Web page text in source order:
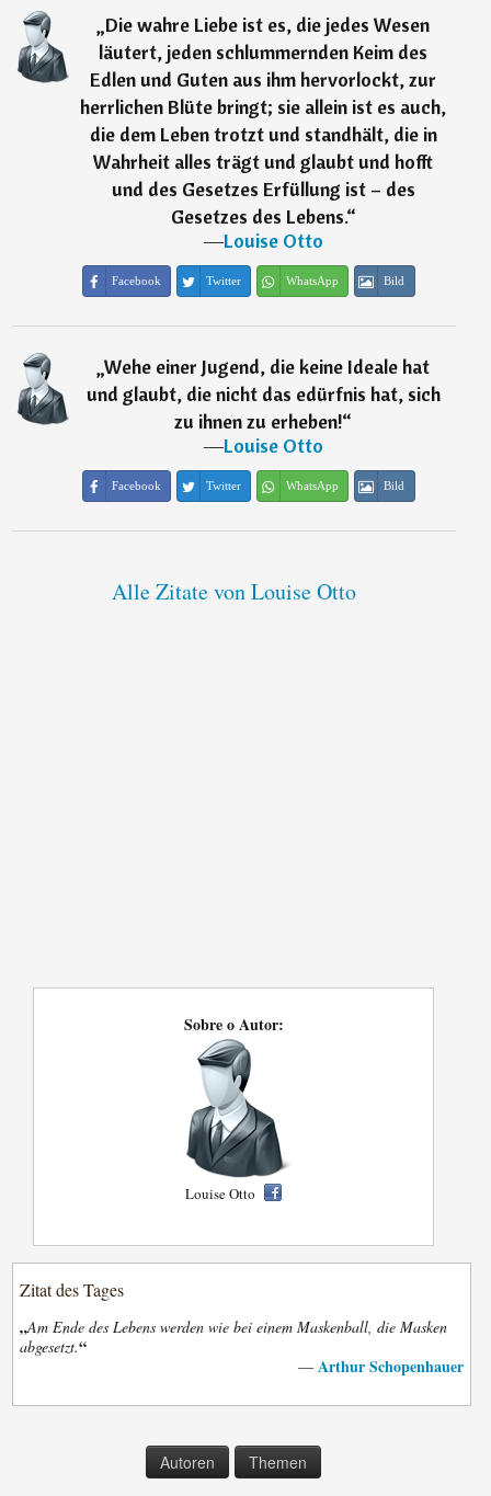
„Die wahre Liebe ist es, die jedes Wesen
läutert, jeden schlummernden Keim des
Edlen und Guten aus ihm hervorlockt, zur
herrlichen Blüte bringt; sie allein ist es auch,
die dem Leben trotzt und standhält, die in
Wahrheit alles trägt und glaubt und hofft
und des Gesetzes Erfüllung ist – des
Gesetzes des Lebens.“
―Louise Otto
Facebook Twitter WhatsApp Bild
„Wehe einer Jugend, die keine Ideale hat
und glaubt, die nicht das edürfnis hat, sich
zu ihnen zu erheben!“
―Louise Otto
Facebook Twitter WhatsApp Bild
Alle Zitate von Louise Otto
Sobre o Autor:
Louise Otto
Zitat des Tages
„Am Ende des Lebens werden wie bei einem Maskenball, die Masken
abgesetzt.“
— Arthur Schopenhauer
Autoren Themen